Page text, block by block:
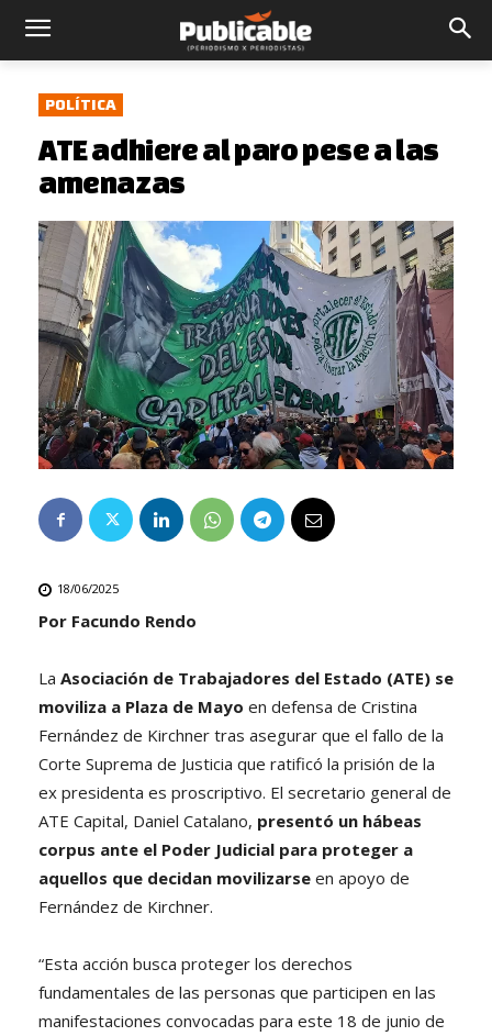
POLÍTICA
ATE adhiere al paro pese a las
amenazas
18/06/2025
Por Facundo Rendo
La Asociación de Trabajadores del Estado (ATE) se
moviliza a Plaza de Mayo en defensa de Cristina
Fernández de Kirchner tras asegurar que el fallo de la
Corte Suprema de Justicia que ratificó la prisión de la
ex presidenta es proscriptivo. El secretario general de
ATE Capital, Daniel Catalano, presentó un hábeas
corpus ante el Poder Judicial para proteger a
aquellos que decidan movilizarse en apoyo de
Fernández de Kirchner.
“Esta acción busca proteger los derechos
fundamentales de las personas que participen en las
manifestaciones convocadas para este 18 de junio de